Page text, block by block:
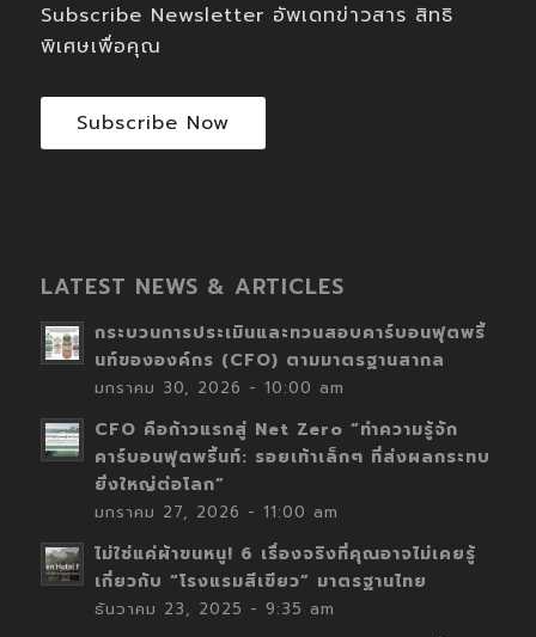
Subscribe Newsletter อัพเดทข่าวสาร สิทธิ
พิเศษเพื่อคุณ
Subscribe Now
LATEST NEWS & ARTICLES
กระบวนการประเมินและทวนสอบคาร์บอนฟุตพริ้
นท์ขององค์กร (CFO) ตามมาตรฐานสากล
มกราคม 30, 2026 - 10:00 am
CFO คือก้าวแรกสู่ Net Zero “ทำความรู้จัก
คาร์บอนฟุตพริ้นท์: รอยเท้าเล็กๆ ที่ส่งผลกระทบ
ยิ่งใหญ่ต่อโลก”
มกราคม 27, 2026 - 11:00 am
ไม่ใช่แค่ผ้าขนหนู! 6 เรื่องจริงที่คุณอาจไม่เคยรู้
เกี่ยวกับ “โรงแรมสีเขียว” มาตรฐานไทย
ธันวาคม 23, 2025 - 9:35 am